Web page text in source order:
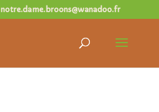
notre.dame.broons@wanadoo.fr